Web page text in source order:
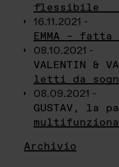
flessibile
16.11.2021 -
EMMA –
08.10.2021 -
VALENTIN &
letti da
08.09.2021 -
GUSTAV, la
Archivio